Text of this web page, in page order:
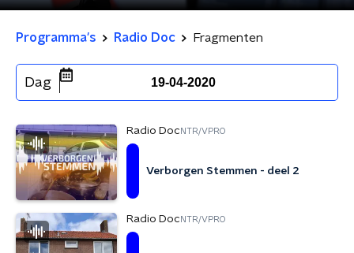
Programma's Radio Doc Fragmenten
Dag 19-04-2020
Radio Doc NTR/VPRO
Verborgen Stemmen - deel 2
Radio Doc NTR/VPRO